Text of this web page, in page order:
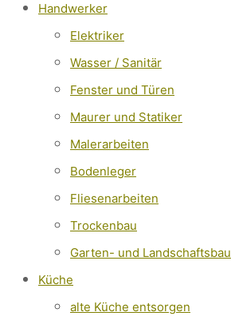
umschalten
durchsuchen
the
search
panel.
Handwerker
Elektriker
Wasser / Sanitär
Fenster und Türen
Maurer und Statiker
Malerarbeiten
Bodenleger
Fliesenarbeiten
Trockenbau
Garten- und Landschaftsbau
Küche
alte Küche entsorgen